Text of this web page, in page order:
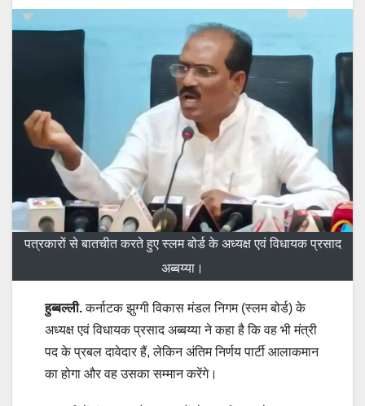
पत्रकारों से बातचीत करते हुए स्लम बोर्ड के अध्यक्ष एवं विधायक प्रसाद
अब्बय्या।
हुब्बल्ली.कर्नाटक झुग्गी विकास मंडल निगम (स्लम बोर्ड) के
अध्यक्ष एवं विधायक प्रसाद अब्बय्या ने कहा है कि वह भी मंत्री
पद के प्रबल दावेदार हैं, लेकिन अंतिम निर्णय पार्टी आलाकमान
का होगा और वह उसका सम्मान करेंगे।